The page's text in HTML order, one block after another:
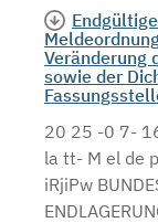
Veränderung
sowie der
20 25 -0 7-
la tt- M el de
iRjiPw